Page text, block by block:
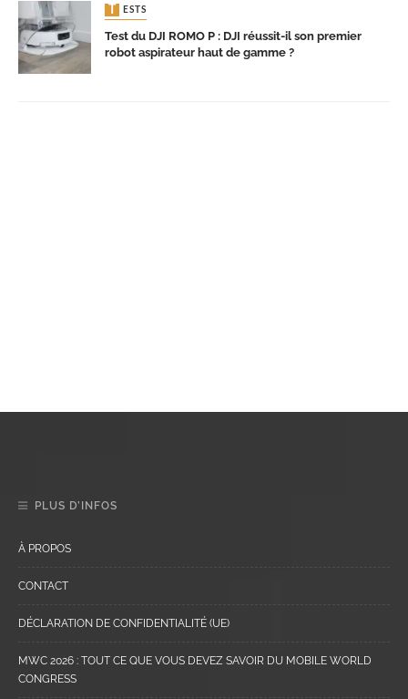
TESTS
Test du DJI ROMO P : DJI réussit-il son premier
robot aspirateur haut de gamme ?
PLUS D’INFOS
À PROPOS
CONTACT
DÉCLARATION DE CONFIDENTIALITÉ (UE)
MWC 2026 : TOUT CE QUE VOUS DEVEZ SAVOIR DU MOBILE WORLD
CONGRESS